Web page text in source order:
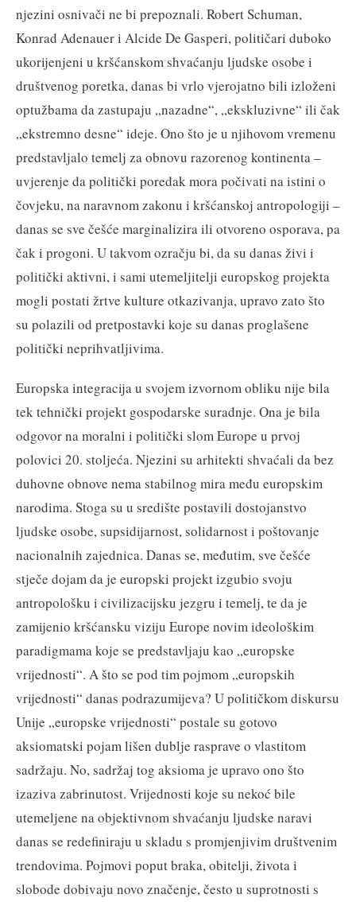
njezini osnivači ne bi prepoznali. Robert Schuman,
Konrad Adenauer i Alcide De Gasperi, političari duboko
ukorijenjeni u kršćanskom shvaćanju ljudske osobe i
društvenog poretka, danas bi vrlo vjerojatno bili izloženi
optužbama da zastupaju „nazadne“, „ekskluzivne“ ili čak
„ekstremno desne“ ideje. Ono što je u njihovom vremenu
predstavljalo temelj za obnovu razorenog kontinenta –
uvjerenje da politički poredak mora počivati na istini o
čovjeku, na naravnom zakonu i kršćanskoj antropologiji –
danas se sve češće marginalizira ili otvoreno osporava, pa
čak i progoni. U takvom ozračju bi, da su danas živi i
politički aktivni, i sami utemeljitelji europskog projekta
mogli postati žrtve kulture otkazivanja, upravo zato što
su polazili od pretpostavki koje su danas proglašene
politički neprihvatljivima.
Europska integracija u svojem izvornom obliku nije bila
tek tehnički projekt gospodarske suradnje. Ona je bila
odgovor na moralni i politički slom Europe u prvoj
polovici 20. stoljeća. Njezini su arhitekti shvaćali da bez
duhovne obnove nema stabilnog mira među europskim
narodima. Stoga su u središte postavili dostojanstvo
ljudske osobe, supsidijarnost, solidarnost i poštovanje
nacionalnih zajednica. Danas se, međutim, sve češće
stječe dojam da je europski projekt izgubio svoju
antropološku i civilizacijsku jezgru i temelj, te da je
zamijenio kršćansku viziju Europe novim ideološkim
paradigmama koje se predstavljaju kao „europske
vrijednosti“. A što se pod tim pojmom „europskih
vrijednosti“ danas podrazumijeva? U političkom diskursu
Unije „europske vrijednosti“ postale su gotovo
aksiomatski pojam lišen dublje rasprave o vlastitom
sadržaju. No, sadržaj tog aksioma je upravo ono što
izaziva zabrinutost. Vrijednosti koje su nekoć bile
utemeljene na objektivnom shvaćanju ljudske naravi
danas se redefiniraju u skladu s promjenjivim društvenim
trendovima. Pojmovi poput braka, obitelji, života i
slobode dobivaju novo značenje, često u suprotnosti s